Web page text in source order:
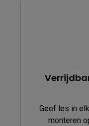
Geef les in
monteren